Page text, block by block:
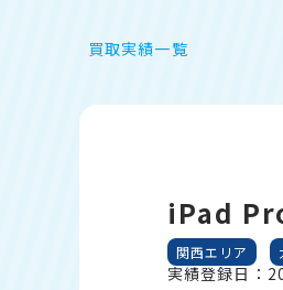
買取実績一覧
iPad
関西エリア
実績登録日：